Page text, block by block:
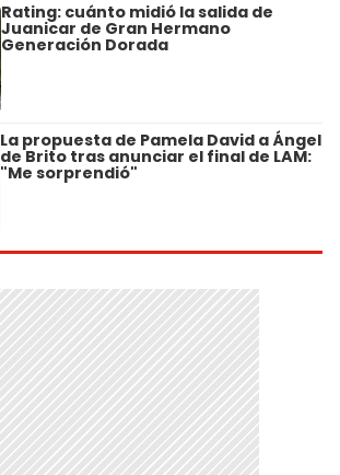
Rating: cuánto midió la salida de
Juanicar de Gran Hermano
Generación Dorada
La propuesta de Pamela David a Ángel
de Brito tras anunciar el final de LAM:
"Me sorprendió"